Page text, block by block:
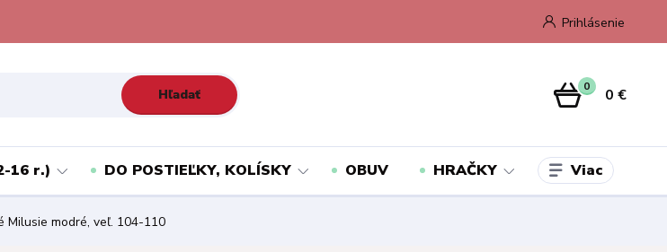
Prihlásenie
Hľadať 0 0 €
16 r.) DO POSTIEĽKY, KOLÍSKY OBUV HRAČKY Viac
Milusie modré, veľ. 104-110